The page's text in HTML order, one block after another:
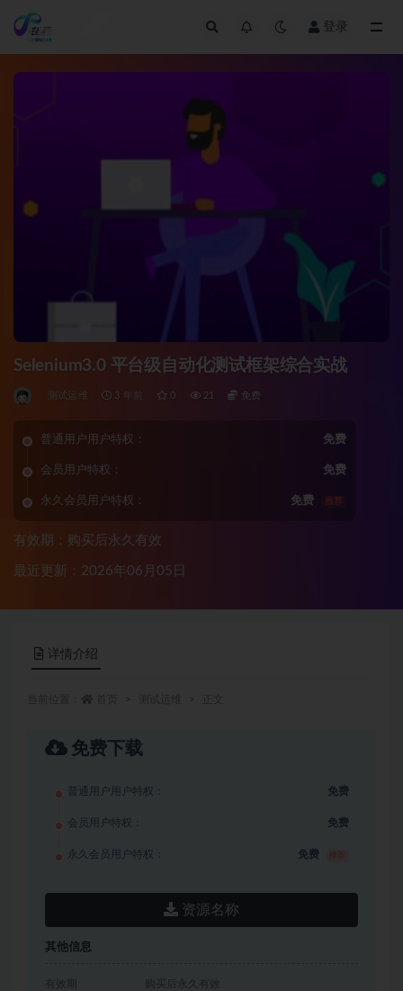
登录
Selenium3.0 平台级自动化测试框架综合实战
测试运维 3 年前 0 21 免费
普通用户用户特权： 免费
会员用户特权： 免费
永久会员用户特权： 免费 推荐
有效期：购买后永久有效
最近更新：2026年06月05日
详情介绍
免费下载
普通用户用户特权： 免费
会员用户特权： 免费
永久会员用户特权： 免费
资源名称
其他信息
有效期 购买后永久有效